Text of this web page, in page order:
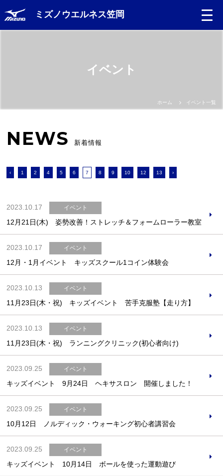
ミズノウエルネス笠岡
イベント
ホーム イベント一覧
NEWS 新着情報
‹ 1 2 4 5 6 7 8 9 10 12 13 ›
2023.10.17 イベント
12月21日(木) 姿勢改善！ストレッチ＆フォームローラー教室
2023.10.17 イベント
12月・1月イベント キッズスクール1コイン体験会
2023.10.13 イベント
11月23日(木・祝) キッズイベント 苦手克服塾【走り方】
2023.10.13 イベント
11月23日(木・祝) ランニングクリニック(初心者向け)
2023.09.25 イベント
キッズイベント 9月24日 ヘキサスロン 開催しました！
2023.09.25 イベント
10月12日 ノルディック・ウォーキング初心者講習会
2023.09.25 イベント
キッズイベント 10月14日 ボールを使った運動遊び